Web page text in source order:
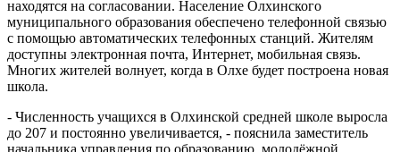
находятся на согласовании. Население Олхинского
муниципального образования обеспечено телефонной связью
с помощью автоматических телефонных станций. Жителям
доступны электронная почта, Интернет, мобильная связь.
Многих жителей волнует, когда в Олхе будет построена новая
школа.
- Численность учащихся в Олхинской средней школе выросла
до 207 и постоянно увеличивается, - пояснила заместитель
начальника управления по образованию, молодёжной